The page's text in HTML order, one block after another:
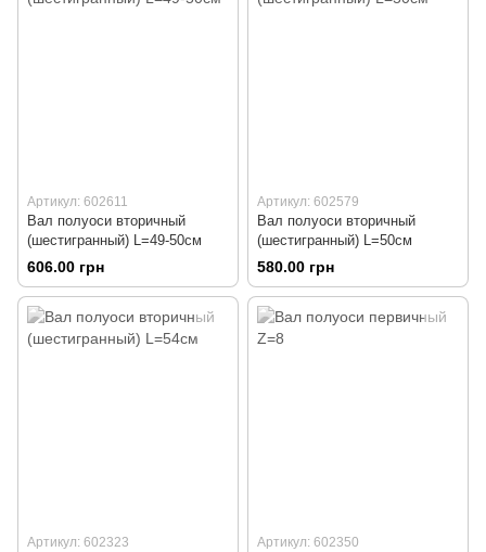
Артикул: 602611
Вал полуоси вторичный
(шестигранный) L=49-50см
606.00 грн
Артикул: 602579
Вал полуоси вторичный
(шестигранный) L=50см
580.00 грн
Артикул: 602323 Артикул: 602350